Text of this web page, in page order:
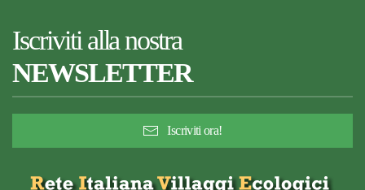
Iscriviti alla nostra
NEWSLETTER
Iscriviti ora!